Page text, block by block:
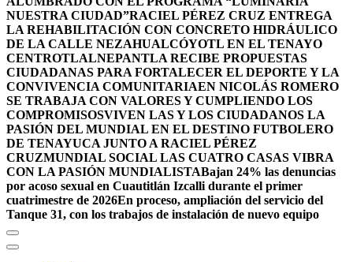
NUESTRA CIUDAD”RACIEL PÉREZ CRUZ ENTREGA
LA REHABILITACIÓN CON CONCRETO HIDRÁULICO
DE LA CALLE NEZAHUALCÓYOTL EN EL TENAYO
CENTROTLALNEPANTLA RECIBE PROPUESTAS
CIUDADANAS PARA FORTALECER EL DEPORTE Y LA
CONVIVENCIA COMUNITARIAEN NICOLÁS ROMERO
SE TRABAJA CON VALORES Y CUMPLIENDO LOS
COMPROMISOSVIVEN LAS Y LOS CIUDADANOS LA
PASIÓN DEL MUNDIAL EN EL DESTINO FUTBOLERO
DE TENAYUCA JUNTO A RACIEL PÉREZ
CRUZMUNDIAL SOCIAL LAS CUATRO CASAS VIBRA
CON LA PASIÓN MUNDIALISTABajan 24% las denuncias
por acoso sexual en Cuautitlán Izcalli durante el primer
cuatrimestre de 2026En proceso, ampliación del servicio del
Tanque 31, con los trabajos de instalación de nuevo equipo